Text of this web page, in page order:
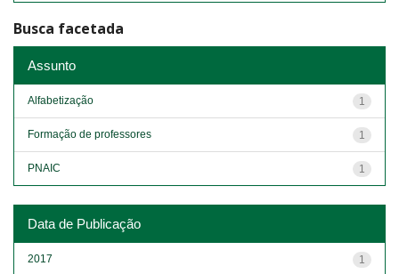
Busca facetada
Assunto
1
Alfabetização
1
Formação de professores
1
PNAIC
Data de Publicação
1
2017